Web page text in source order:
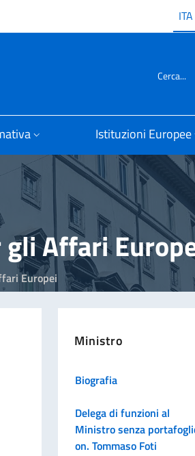
ITA
Cerca...
Istituzioni Europee
Affari
Europei
Ministro
Biografia
Delega di funzioni al
Ministro senza
on. Tommaso Foti